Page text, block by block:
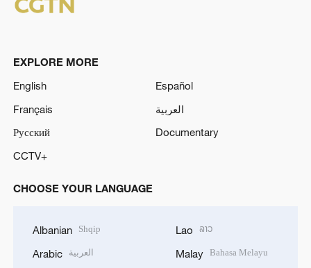
EXPLORE MORE
English
Español
Français
العربية
Русский
Documentary
CCTV+
CHOOSE YOUR LANGUAGE
Albanian Shqip
Arabic العربية
Lao ລາວ
Malay Bahasa Melayu